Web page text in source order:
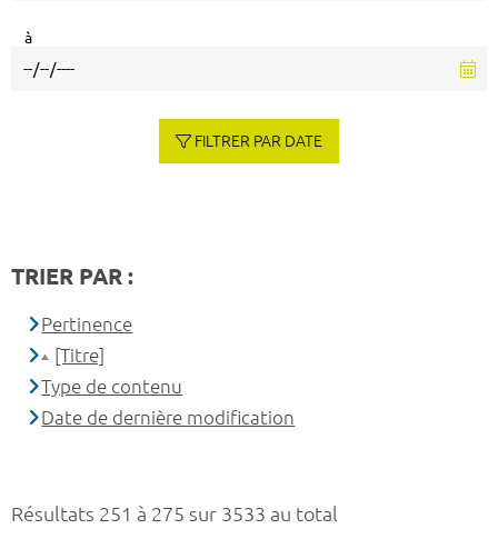
Résultats 251 à 275 sur 3533 au total
à
FILTRER PAR DATE
TRIER PAR :
Pertinence
[Titre]
Type de contenu
Date de dernière modification